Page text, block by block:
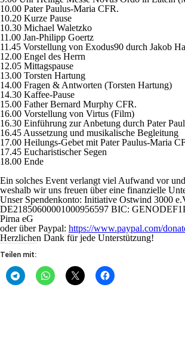
10.00 Pater Paulus-Maria CFR.
10.20 Kurze Pause
10.30 Michael Waletzko
11.00 Jan-Philipp Goertz
11.45 Vorstellung von Exodus90 durch Jakob
12.00 Engel des Herrn
12.05 Mittagspause
13.00 Torsten Hartung
14.00 Fragen & Antworten (Torsten Hartung)
14.30 Kaffee-Pause
15.00 Father Bernard Murphy CFR.
16.00 Vorstellung von Virtus (Film)
16.30 Einführung zur Anbetung durch Pater
16.45 Aussetzung und musikalische Begleitung
17.00 Heilungs-Gebet mit Pater Paulus-Maria
17.45 Eucharistischer Segen
18.00 Ende
Ein solches Event verlangt viel Aufwand vor
weshalb wir uns freuen über eine finanzielle
Unser Spendenkonto: Initiative Ostwind 3000
DE21850600001000956597 BIC:
Pirna eG
oder über Paypal: https://www.paypal.com/
Herzlichen Dank für jede Unterstützung!
Teilen mit: